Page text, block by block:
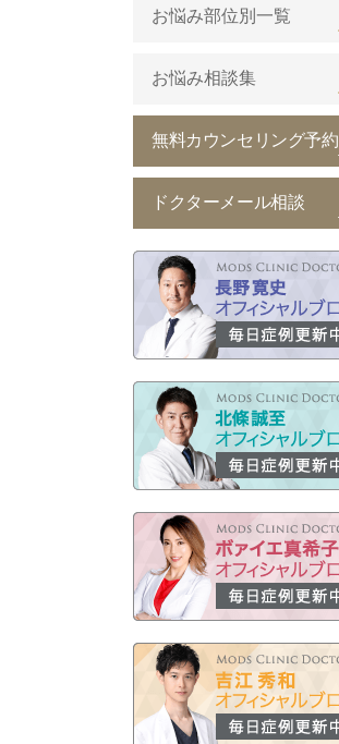
お悩み部位別一覧
お悩み相談集
無料カウンセリング予約
ドクターメール相談